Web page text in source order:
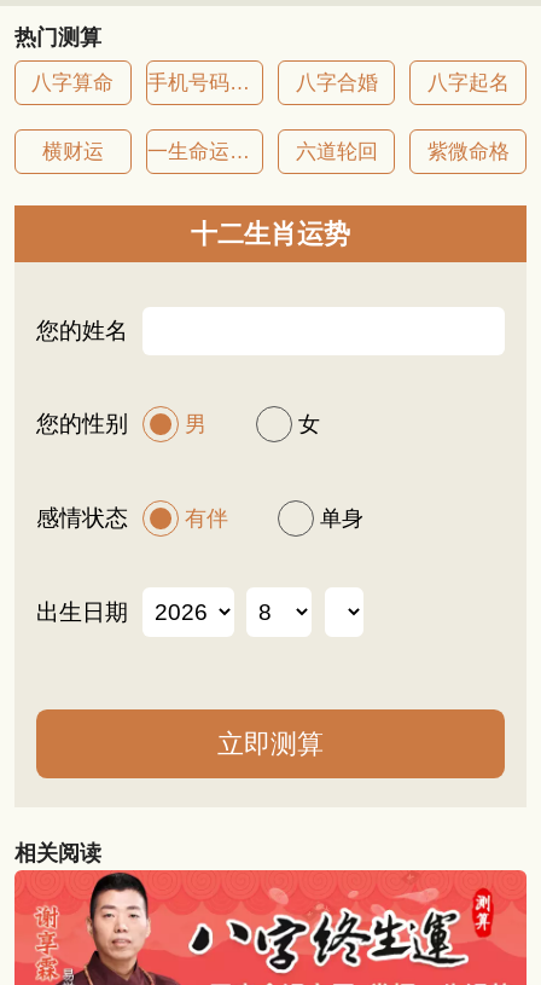
热门测算
八字算命 手机号码吉凶 八字合婚 八字起名
横财运 一生命运详批 六道轮回 紫微命格
十二生肖运势
您的姓名
您的性别 男 女
感情状态 有伴 单身
出生日期
相关阅读